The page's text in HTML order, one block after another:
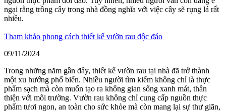
ngại rằng trồng cây trong nhà đồng nghĩa với việc cây sẽ rụng lá rất
nhiều.
Tham khảo phong cách thiết kế vườn rau độc đáo
09/11/2024
Trong những năm gần đây, thiết kế vườn rau tại nhà đã trở thành
một xu hướng phổ biến. Nhiều người tìm kiếm không chỉ là thực
phẩm sạch mà còn muốn tạo ra không gian sống xanh mát, thân
thiện với môi trường. Vườn rau không chỉ cung cấp nguồn thực
phẩm tươi ngon, an toàn cho sức khỏe mà còn mang lại sự thư giãn,